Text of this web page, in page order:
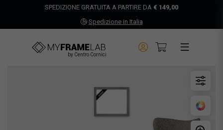
SPEDIZIONE GRATUITA A PARTIRE DA € 149,00
Spedizione in Italia
by Centro Cornici